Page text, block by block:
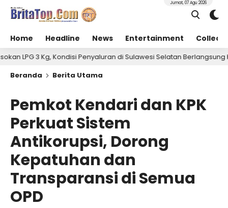
Home Headline News Entertainment
Jumat, 07 Agu 2026
Kondisi Penyaluran di Sulawesi Selatan Berlangsung Kondusif
Beranda
Berita Utama
Pemkot Kendari dan KPK
Perkuat Sistem
Antikorupsi, Dorong
Kepatuhan dan
Transparansi di Semua
OPD